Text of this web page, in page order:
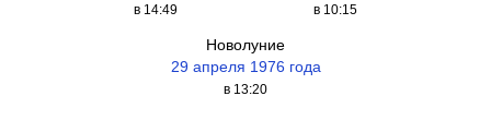
в 14:49 в 10:15
Новолуние
29 апреля 1976 года
в 13:20